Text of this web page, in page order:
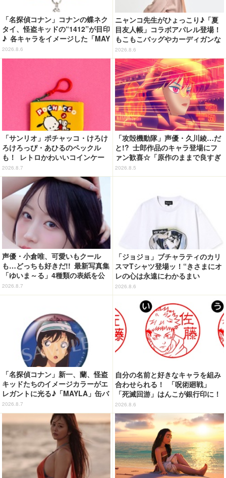
「名探偵コナン」コナンの蝶ネク
タイ、怪盗キッドの“1412”が目印
♪ 各キャラをイメージした「MAY
LA」リングセットがセール中
2026.8.6
ニャンコ先生がひょっこり♪「夏
目友人帳」コラボアパレル登場！
もこもこバッグやカーディガンな
ど全8型
2026.8.6
「サンリオ」ポチャッコ・けろけ
ろけろっぴ・あひるのペックル
も！ レトロかわいいコインケー
ス第2弾がカプセルトイに登場♪
2026.8.7
「攻殻機動隊」声優・久川綾…だ
と!? 士郎作品のキャラ登場にフ
ァン歓喜☆「原作のままで良すぎ
るな」「脳の処理が追いつかない
よお」…第5話【ネタバレあり反
2026.8.5
声優・小倉唯、可愛いもクール
も…どっちも好きだ!! 最新写真集
「ゆいま～る」4種類の表紙を公
開！「成長した私の姿を楽しんで
いただけたら」
2026.8.7
「ジョジョ」ブチャラティのカリ
スマTシャツ登場ッ！“きさまにオ
レの心は永遠にわかるまい
ッ！”や感動のクライマックスを
デザイン
2026.8.6
「名探偵コナン」新一、蘭、怪盗
キッドたちのイメージカラーがエ
レガントに光る♪「MAYLA」缶バ
ッジの全種セットがお得に！【3
0％オフセール】
2026.8.7
自分の名前と好きなキャラを組み
合わせられる！ 「呪術廻戦」
「死滅回游」はんこが銀行印に！
虎杖悠仁、乙骨憂太ら16キャラ追
加で全104種
2026.8.6